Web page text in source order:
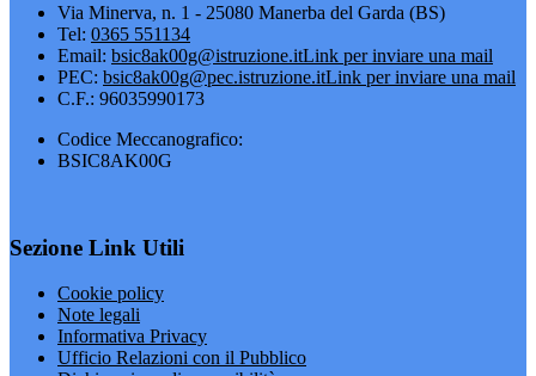
Via Minerva, n. 1 - 25080 Manerba del Garda (BS)
Tel: 0365 551134
Email: bsic8ak00g@istruzione.itLink per inviare una mail
PEC: bsic8ak00g@pec.istruzione.itLink per inviare una mail
C.F.: 96035990173
Codice Meccanografico:
BSIC8AK00G
Sezione Link Utili
Cookie policy
Note legali
Informativa Privacy
Ufficio Relazioni con il Pubblico